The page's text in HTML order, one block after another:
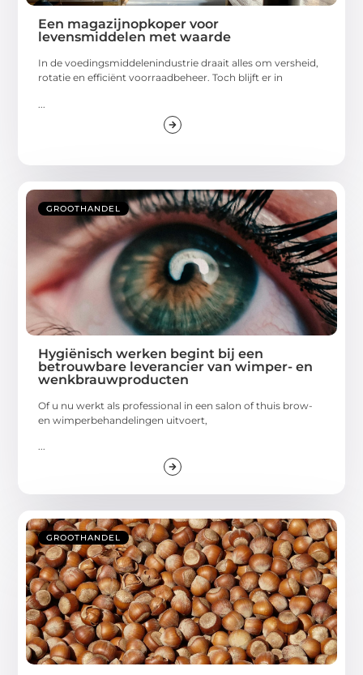
Een magazijnopkoper voor
levensmiddelen met waarde
In de voedingsmiddelenindustrie draait alles om versheid,
rotatie en efficiënt voorraadbeheer. Toch blijft er in
GROOTHANDEL
Hygiënisch werken begint bij een
betrouwbare leverancier van wimper- en
wenkbrauwproducten
Of u nu werkt als professional in een salon of thuis brow-
en wimperbehandelingen uitvoert,
...
GROOTHANDEL